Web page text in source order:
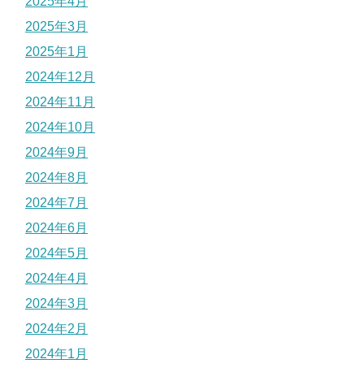
2025年3月
2025年1月
2024年12月
2024年11月
2024年10月
2024年9月
2024年8月
2024年7月
2024年6月
2024年5月
2024年4月
2024年3月
2024年2月
2024年1月